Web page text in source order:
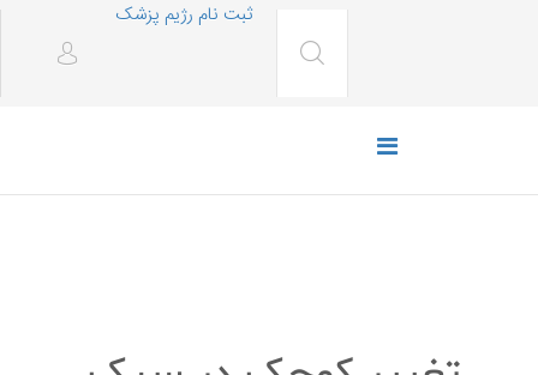
ثبت نام رژیم پزشک